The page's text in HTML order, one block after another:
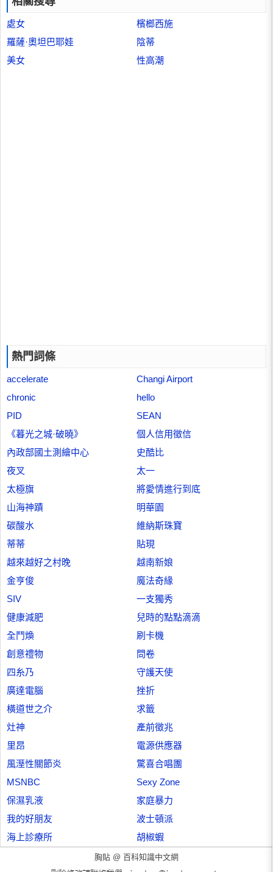
處女
檳榔西施
羅薩·奧坦巴耶娃
陰蒂
美女
性高潮
熱門詞條
accelerate
Changi Airport
chronic
hello
PID
SEAN
《暮光之城·破曉》
個人信用徵信
內政部國土測繪中心
史酷比
夜叉
太一
太極旗
將愛情進行到底
山海神蹟
明華園
碳酸水
維納斯珠寶
蒂蒂
貼現
越來越好之村晚
越南新娘
金亨俊
魔法奇緣
SIV
一支獨秀
健康減肥
兒時的點點滴滴
全鬥煥
刷卡機
創意禮物
問卷
四糸乃
守護天使
廣達電腦
挫折
橫道世之介
求籤
灶神
產前徵兆
里昂
電源供應器
風溼性關節炎
驚喜合唱團
MSNBC
Sexy Zone
保濕乳液
家庭暴力
我的好朋友
波士頓派
海上診療所
胡椒蝦
胸貼 @ 百科知識中文網